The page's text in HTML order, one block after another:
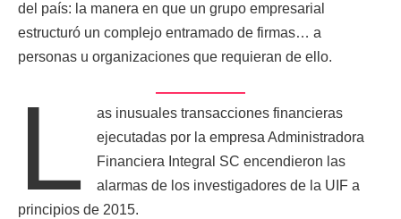
del país: la manera en que un grupo empresarial
estructuró un complejo entramado de firmas… a
personas u organizaciones que requieran de ello.
L
as inusuales transacciones financieras
ejecutadas por la empresa Administradora
Financiera Integral SC encendieron las
alarmas de los investigadores de la UIF a
principios de 2015.